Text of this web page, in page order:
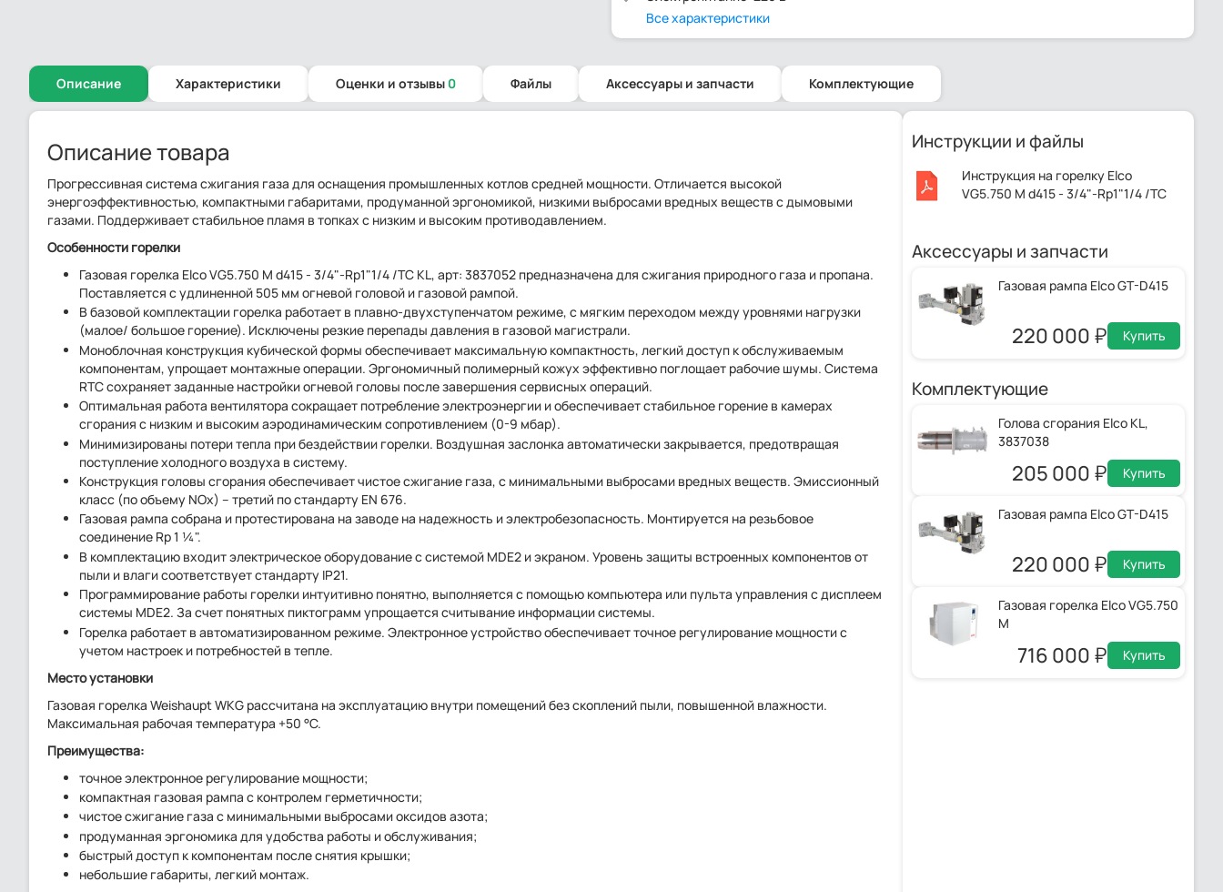
Все характеристики
Описание Характеристики Оценки и отзывы 0 Файлы Аксессуары и запчасти Комплектующие
Описание товара
Прогрессивная система сжигания газа для оснащения промышленных котлов средней мощности. Отличается высокой
энергоэффективностью, компактными габаритами, продуманной эргономикой, низкими выбросами вредных веществ с дымовыми
газами. Поддерживает стабильное пламя в топках с низким и высоким противодавлением.
Особенности горелки
Газовая горелка Elco VG5.750 M d415 - 3/4"-Rp1"1/4 /TC KL, арт: 3837052 предназначена для сжигания природного газа и пропана.
Поставляется с удлиненной 505 мм огневой головой и газовой рампой.
В базовой комплектации горелка работает в плавно-двухступенчатом режиме, с мягким переходом между уровнями нагрузки
(малое/ большое горение). Исключены резкие перепады давления в газовой магистрали.
Моноблочная конструкция кубической формы обеспечивает максимальную компактность, легкий доступ к обслуживаемым
компонентам, упрощает монтажные операции. Эргономичный полимерный кожух эффективно поглощает рабочие шумы. Система
RTC сохраняет заданные настройки огневой головы после завершения сервисных операций.
Оптимальная работа вентилятора сокращает потребление электроэнергии и обеспечивает стабильное горение в камерах
сгорания с низким и высоким аэродинамическим сопротивлением (0-9 мбар).
Минимизированы потери тепла при бездействии горелки. Воздушная заслонка автоматически закрывается, предотвращая
поступление холодного воздуха в систему.
Конструкция головы сгорания обеспечивает чистое сжигание газа, с минимальными выбросами вредных веществ. Эмиссионный
класс (по объему NОx) – третий по стандарту EN 676.
Газовая рампа собрана и протестирована на заводе на надежность и электробезопасность. Монтируется на резьбовое
соединение Rp 1 ¼".
В комплектацию входит электрическое оборудование с системой MDE2 и экраном. Уровень защиты встроенных компонентов от
пыли и влаги соответствует стандарту IP21.
Программирование работы горелки интуитивно понятно, выполняется с помощью компьютера или пульта управления с дисплеем
системы MDE2. За счет понятных пиктограмм упрощается считывание информации системы.
Горелка работает в автоматизированном режиме. Электронное устройство обеспечивает точное регулирование мощности с
учетом настроек и потребностей в тепле.
Место установки
Газовая горелка Weishaupt WKG рассчитана на эксплуатацию внутри помещений без скоплений пыли, повышенной влажности.
Максимальная рабочая температура +50 °C.
Преимущества:
точное электронное регулирование мощности;
компактная газовая рампа с контролем герметичности;
чистое сжигание газа с минимальными выбросами оксидов азота;
продуманная эргономика для удобства работы и обслуживания;
быстрый доступ к компонентам после снятия крышки;
небольшие габариты, легкий монтаж.
Инструкции и файлы
Инструкция на горелку Elco
VG5.750 M d415 - 3/4"-Rp1"1/4 /TC
Аксессуары и запчасти
Газовая рампа Elco GT-D415
220 000 Купить
Комплектующие
Голова сгорания Elco KL,
3837038
205 000 Купить
Газовая рампа Elco GT-D415
220 000 Купить
Газовая горелка Elco VG5.750
M
716 000 Купить